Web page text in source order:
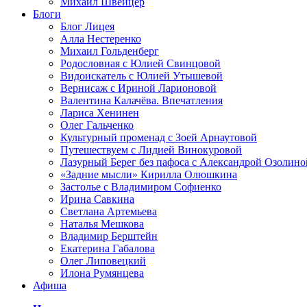
Блоги
Блог Лицея
Алла Нестеренко
Михаил Гольденберг
Родословная с Юлией Свинцовой
Видоискатель с Юлией Утышевой
Вернисаж с Ириной Ларионовой
Валентина Калачёва. Впечатления
Лариса Хенинен
Олег Гальченко
Культурный променад с Зоей Арнаутовой
Путешествуем с Лидией Винокуровой
Лазурный Берег без пафоса с Александрой
«Задние мысли» Кирилла Олюшкина
Застолье с Владимиром Софиенко
Ирина Савкина
Светлана Артемьева
Наталья Мешкова
Владимир Берштейн
Екатерина Габалова
Олег Липовецкий
Илона Румянцева
Афиша